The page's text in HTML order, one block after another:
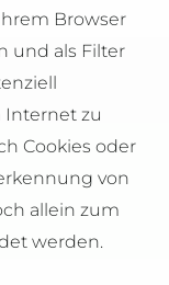
Browser
und als Filter
Internet zu
Cookies oder
von
allein zum
werden.